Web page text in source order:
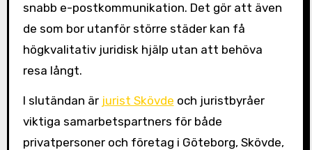
snabb e-postkommunikation. Det gör att även
de som bor utanför större städer kan få
högkvalitativ juridisk hjälp utan att behöva
resa långt.
I slutändan är jurist Skövde och juristbyråer
viktiga samarbetspartners för både
privatpersoner och företag i Göteborg, Skövde,